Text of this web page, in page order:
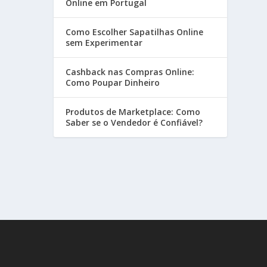
Online em Portugal
Como Escolher Sapatilhas Online
sem Experimentar
Cashback nas Compras Online:
Como Poupar Dinheiro
Produtos de Marketplace: Como
Saber se o Vendedor é Confiável?